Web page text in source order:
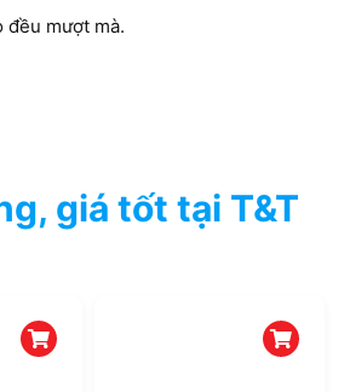
đều mượt mà.
giá tốt tại T&T